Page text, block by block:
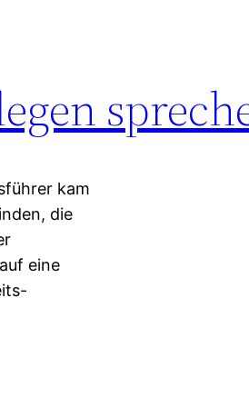
kam
die
eine